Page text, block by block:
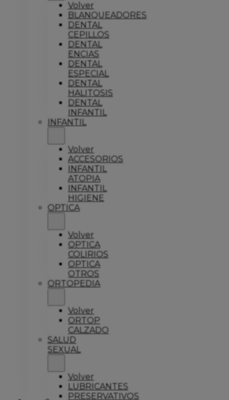
Volver
BLANQUEADORES
DENTAL
CEPILLOS
DENTAL
ENCIAS
DENTAL
ESPECIAL
DENTAL
HALITOSIS
DENTAL
INFANTIL
INFANTIL
Volver
ACCESORIOS
INFANTIL
ATOPIA
INFANTIL
HIGIENE
OPTICA
Volver
OPTICA
COLIRIOS
OPTICA
OTROS
ORTOPEDIA
Volver
ORTOP
CALZADO
SALUD
SEXUAL
Volver
LUBRICANTES
PRESERVATIVOS